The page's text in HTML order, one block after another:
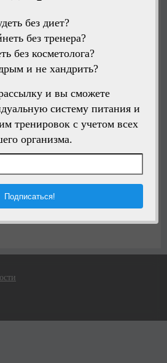
без диет?
без тренера?
без косметолога?
и не хандрить?
и вы сможете
систему питания и
тренировок с учетом всех
организма.